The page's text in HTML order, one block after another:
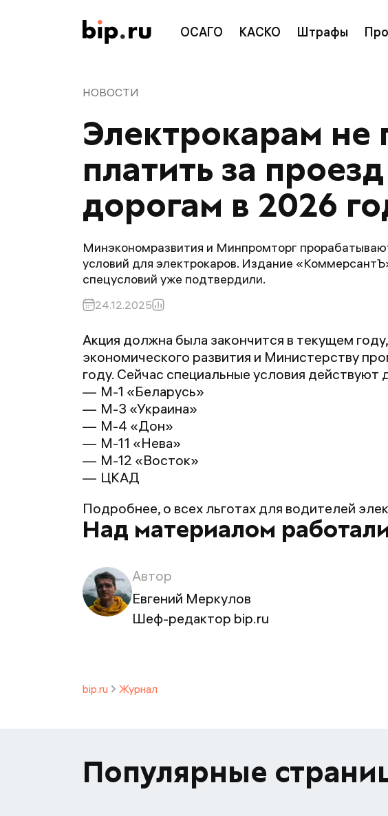
ОСАГО КАСКО Штрафы
НОВОСТИ
Электрокарам не
платить за
дорогам в 2026
Минэкономразвития и Минпромторг
условий для электрокаров. Издание
спецусловий уже подтвердили.
24.12.2025
Акция должна была закончится в текущем
экономического развития и Министерству
году. Сейчас специальные условия
М-1 «Беларусь»
М-3 «Украина»
М-4 «Дон»
М-11 «Нева»
М-12 «Восток»
ЦКАД
Подробнее, о всех льготах для водителей
Над материалом
Автор
Евгений Меркулов
Шеф-редактор bip.ru
bip.ru Журнал
Популярные